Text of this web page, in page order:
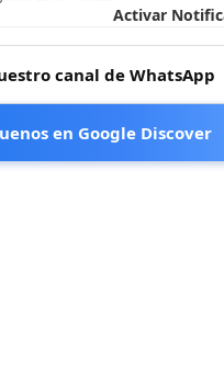
Activar
canal de WhatsApp
en Google Discover